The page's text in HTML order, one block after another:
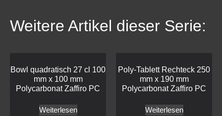
Weitere Artikel dieser Serie:
Bowl quadratisch 27 cl 100
mm x 100 mm
Polycarbonat Zaffiro PC
Weiterlesen
Poly-Tablett Rechteck 250
mm x 190 mm
Polycarbonat Zaffiro PC
Weiterlesen